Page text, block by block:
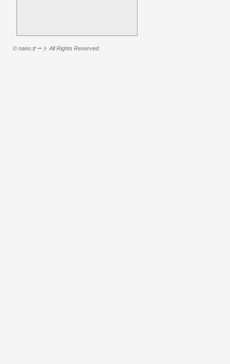
© nanoオート All Rights Reserved.